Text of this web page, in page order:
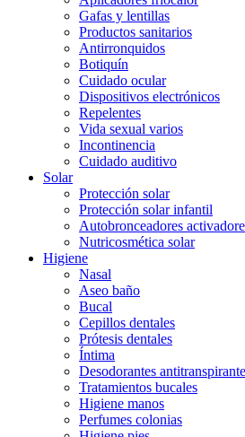
Gafas y lentillas
Productos sanitarios
Antirronquidos
Botiquín
Cuidado ocular
Dispositivos electrónicos
Repelentes
Vida sexual varios
Incontinencia
Cuidado auditivo
Solar
Protección solar
Protección solar infantil
Autobronceadores
Nutricosmética solar
Higiene
Nasal
Aseo baño
Bucal
Cepillos dentales
Prótesis dentales
Íntima
Desodorantes
Tratamientos bucales
Higiene manos
Perfumes colonias